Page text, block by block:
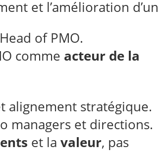
et l’amélioration d’un
of PMO.
comme acteur de la
alignement stratégique.
managers et directions.
et lavaleur, pas